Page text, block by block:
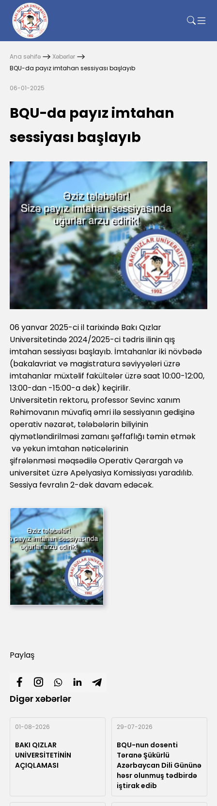
Ana səhifə
Xəbərlər
BQU-da payız imtahan sessiyası başlayıb
06-01-2025
BQU-da payız imtahan
sessiyası başlayıb
06 yanvar 2025-ci il tarixində Bakı Qızlar
Universitetində 2024/2025-ci tədris ilinin qış
imtahan sessiyası başlayıb. İmtahanlar iki növbədə
(bakalavriat və magistratura səviyyələri üzrə
imtahanlar müxtəlif fakültələr üzrə saat 10:00-12:00,
13:00-dan -15:00-a dək) keçirilir.
Universitetin rektoru, professor Sevinc xanım
Rəhimovanın müvafiq əmri ilə sessiyanın gedişinə
operativ nəzarət, tələbələrin biliyinin
qiymətləndirilməsi zamanı şəffaflığı təmin etmək
və yekun imtahan nəticələrinin
şifrələnməsi məqsədilə Operativ Qərargah və
universitet üzrə Apelyasiya Komissiyası yaradılıb.
Sessiya fevralın 2-dək davam edəcək.
Paylaş
Digər xəbərlər
01-08-2026
BAKI QIZLAR
UNİVERSİTETİNİN
AÇIQLAMASI
29-07-2026
BQU-nun dosenti
Təranə Şükürlü
Azərbaycan Dili Gününə
həsr olunmuş tədbirdə
iştirak edib